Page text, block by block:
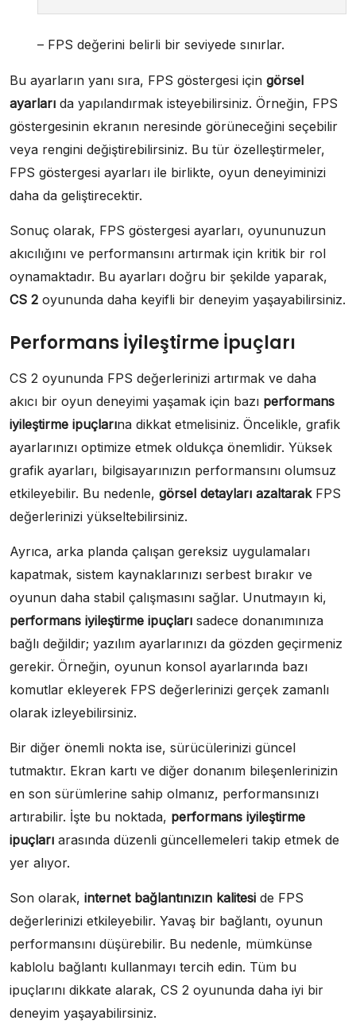
– FPS değerini belirli bir seviyede sınırlar.
Bu ayarların yanı sıra, FPS göstergesi için görsel
ayarları da yapılandırmak isteyebilirsiniz. Örneğin, FPS
göstergesinin ekranın neresinde görüneceğini seçebilir
veya rengini değiştirebilirsiniz. Bu tür özelleştirmeler,
FPS göstergesi ayarları ile birlikte, oyun deneyiminizi
daha da geliştirecektir.
Sonuç olarak, FPS göstergesi ayarları, oyununuzun
akıcılığını ve performansını artırmak için kritik bir rol
oynamaktadır. Bu ayarları doğru bir şekilde yaparak,
CS 2 oyununda daha keyifli bir deneyim yaşayabilirsiniz.
Performans İyileştirme İpuçları
CS 2 oyununda FPS değerlerinizi artırmak ve daha
akıcı bir oyun deneyimi yaşamak için bazı performans
iyileştirme ipuçlarına dikkat etmelisiniz. Öncelikle, grafik
ayarlarınızı optimize etmek oldukça önemlidir. Yüksek
grafik ayarları, bilgisayarınızın performansını olumsuz
etkileyebilir. Bu nedenle, görsel detayları azaltarakFPS
değerlerinizi yükseltebilirsiniz.
Ayrıca, arka planda çalışan gereksiz uygulamaları
kapatmak, sistem kaynaklarınızı serbest bırakır ve
oyunun daha stabil çalışmasını sağlar. Unutmayın ki,
performans iyileştirme ipuçları sadece donanımınıza
bağlı değildir; yazılım ayarlarınızı da gözden geçirmeniz
gerekir. Örneğin, oyunun konsol ayarlarında bazı
komutlar ekleyerek FPS değerlerinizi gerçek zamanlı
olarak izleyebilirsiniz.
Bir diğer önemli nokta ise, sürücülerinizi güncel
tutmaktır. Ekran kartı ve diğer donanım bileşenlerinizin
en son sürümlerine sahip olmanız, performansınızı
artırabilir. İşte bu noktada, performans iyileştirme
ipuçları arasında düzenli güncellemeleri takip etmek de
yer alıyor.
Son olarak, internet bağlantınızın kalitesi de FPS
değerlerinizi etkileyebilir. Yavaş bir bağlantı, oyunun
performansını düşürebilir. Bu nedenle, mümkünse
kablolu bağlantı kullanmayı tercih edin. Tüm bu
ipuçlarını dikkate alarak, CS 2 oyununda daha iyi bir
deneyim yaşayabilirsiniz.